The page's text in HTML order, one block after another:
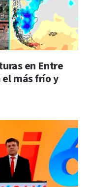
en Entre
el más frío y